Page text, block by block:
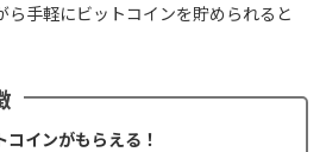
ら手軽にビットコインを貯められると
インがもらえる！